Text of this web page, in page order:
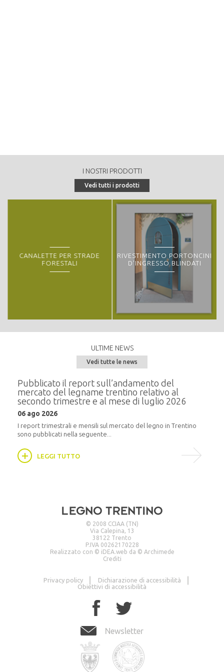
I NOSTRI PRODOTTI
Vedi tutti i prodotti
CANALETTE PER STRADE
FORESTALI
RIVESTIMENTO PORTONCINI
D'INGRESSO BLINDATI
ULTIME NEWS
Vedi tutte le news
Pubblicato il report sull’andamento del
mercato del legname trentino relativo al
secondo trimestre e al mese di luglio 2026
06 ago 2026
I report trimestrali e mensili sul mercato del legno in Trentino
sono pubblicati nella seguente...
LEGGI TUTTO
© 2008 CCIAA (TN)
Via Calepina, 13
38122 Trento
P.IVA 00262170228
Realizzato con © iDEA.web da © Archimede
Crediti
Privacy policy
Dichiarazione di accessibilità
Obiettivi di accessibilità
Newsletter